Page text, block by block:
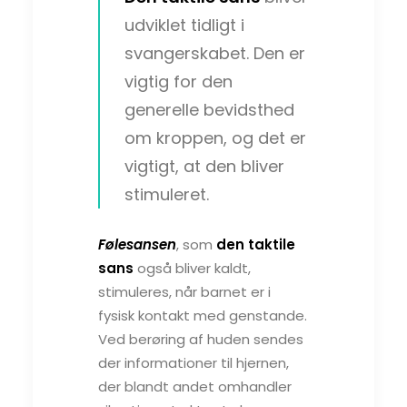
udviklet tidligt i
svangerskabet. Den er
vigtig for den
generelle bevidsthed
om kroppen, og det er
vigtigt, at den bliver
stimuleret.
Følesansen, som den taktile
sans også bliver kaldt,
stimuleres, når barnet er i
fysisk kontakt med genstande.
Ved berøring af huden sendes
der informationer til hjernen,
der blandt andet omhandler